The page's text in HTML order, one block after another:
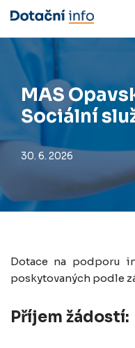
Přeskočit
na
obsah
MAS
Sociální
30. 6. 2026
Dotace na podporu
poskytovaných podle
Příjem žádostí: